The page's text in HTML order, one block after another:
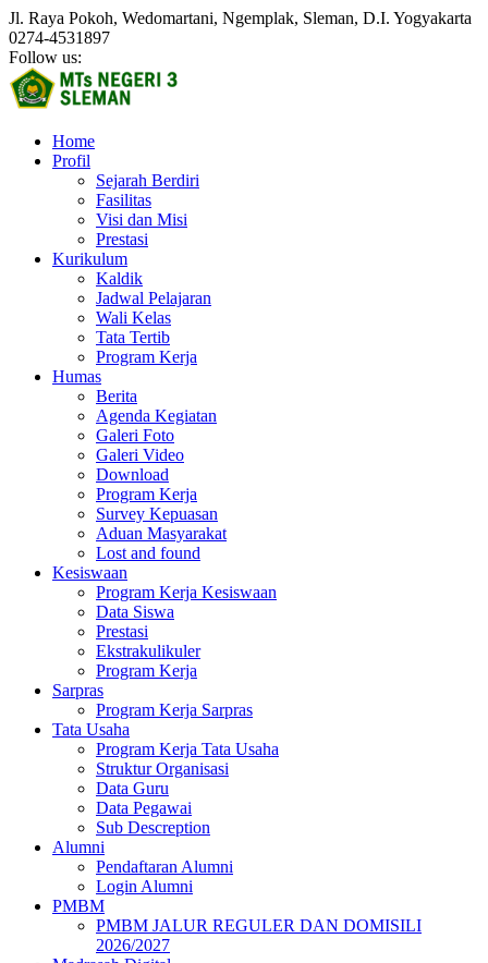
Jl. Raya Pokoh, Wedomartani, Ngemplak, Sleman, D.I. Yogyakarta
0274-4531897
Follow us:
Home
Profil
Sejarah Berdiri
Fasilitas
Visi dan Misi
Prestasi
Kurikulum
Kaldik
Jadwal Pelajaran
Wali Kelas
Tata Tertib
Program Kerja
Humas
Berita
Agenda Kegiatan
Galeri Foto
Galeri Video
Download
Program Kerja
Survey Kepuasan
Aduan Masyarakat
Lost and found
Kesiswaan
Program Kerja Kesiswaan
Data Siswa
Prestasi
Ekstrakulikuler
Program Kerja
Sarpras
Program Kerja Sarpras
Tata Usaha
Program Kerja Tata Usaha
Struktur Organisasi
Data Guru
Data Pegawai
Sub Descreption
Alumni
Pendaftaran Alumni
Login Alumni
PMBM
PMBM JALUR REGULER DAN DOMISILI
2026/2027